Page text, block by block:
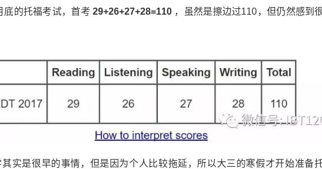
底的托福考试，首考29+26+27+28=110 ，虽然是擦边过110，但仍然感到
实是很早的事情，但是因为个人比较拖延，所以大三的寒假才开始准备